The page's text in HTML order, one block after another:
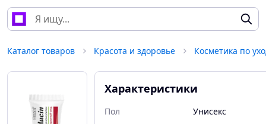
Каталог товаров Красота и здоровье Косметика по
Характеристики
Пол
Унисекс